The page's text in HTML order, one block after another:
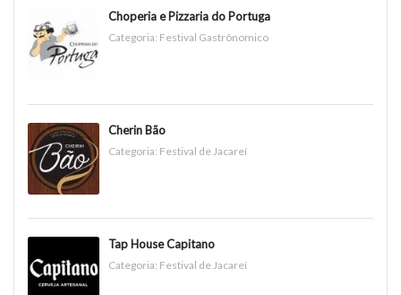
Choperia e Pizzaria do Portuga
Categoria: Festival Gastrônomico
Cherin Bão
Categoria: Festival de Jacareí
Tap House Capitano
Categoria: Festival de Jacareí